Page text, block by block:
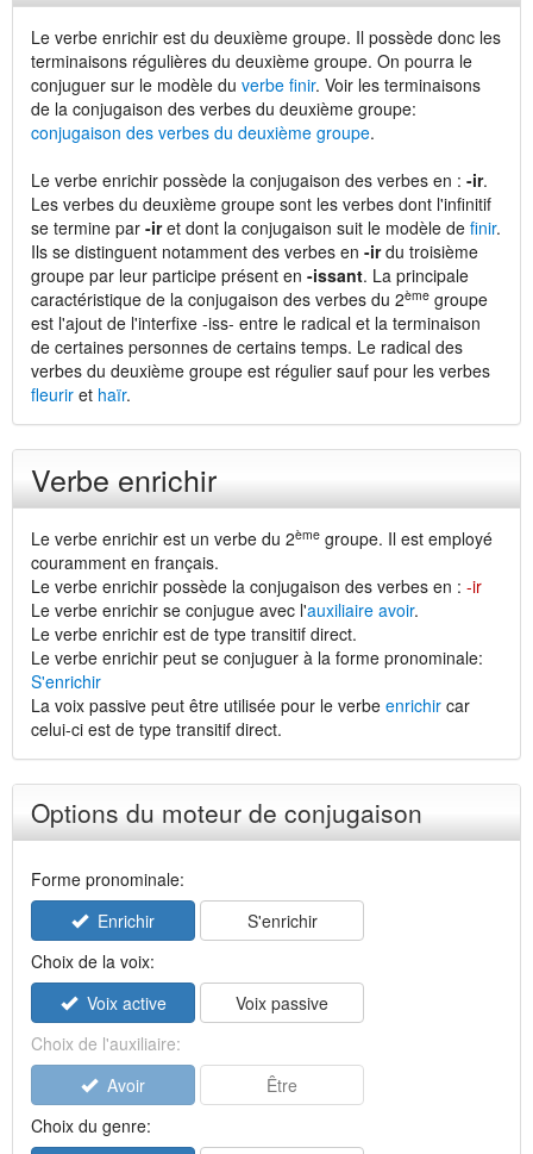
Le verbe enrichir est du deuxième groupe. Il possède donc les
terminaisons régulières du deuxième groupe. On pourra le
conjuguer sur le modèle du verbe finir. Voir les terminaisons
de la conjugaison des verbes du deuxième groupe:
conjugaison des verbes du deuxième groupe.
Le verbe enrichir possède la conjugaison des verbes en : -ir.
Les verbes du deuxième groupe sont les verbes dont l'infinitif
se termine par -iret dont la conjugaison suit le modèle de finir.
Ils se distinguent notamment des verbes en -irdu troisième
groupe par leur participe présent en -issant. La principale
caractéristique de la conjugaison des verbes du 2ème groupe
est l'ajout de l'interfixe -iss- entre le radical et la terminaison
de certaines personnes de certains temps. Le radical des
verbes du deuxième groupe est régulier sauf pour les verbes
fleurir et haïr.
Verbe enrichir
Le verbe enrichir est un verbe du 2ème groupe. Il est employé
couramment en français.
Le verbe enrichir possède la conjugaison des verbes en : -ir
Le verbe enrichir se conjugue avec l'auxiliaire avoir.
Le verbe enrichir est de type transitif direct.
Le verbe enrichir peut se conjuguer à la forme pronominale:
S'enrichir
La voix passive peut être utilisée pour le verbe enrichir car
celui-ci est de type transitif direct.
Options du moteur de conjugaison
Forme pronominale:
Enrichir
S'enrichir
Choix de la voix:
Voix active
Voix passive
Choix de l'auxiliaire:
Avoir
Être
Choix du genre: